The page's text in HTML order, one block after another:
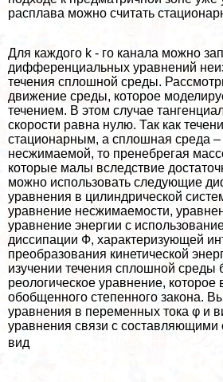
расплава можно считать
Для каждого k - го канала можно
дифференциальных уравнений
течения сплошной среды.
движение среды, которое
течением. В этом случае
скорости равна нулю. Так как
стационарным, а сплошная среда –
несжимаемой, то пренебрегая
которые малы вследствие
можно использовать следующие
уравнения в цилиндрической
уравнение несжимаемости,
уравнение энергии с
диссипации Ф, хаpaктеризующей
преобразования кинетической
изучении течения сплошной среды
реологическое уравнение,
обобщенного степенного закона.
уравнения в переменных тока φ и
уравнения связи с составляющими
вид